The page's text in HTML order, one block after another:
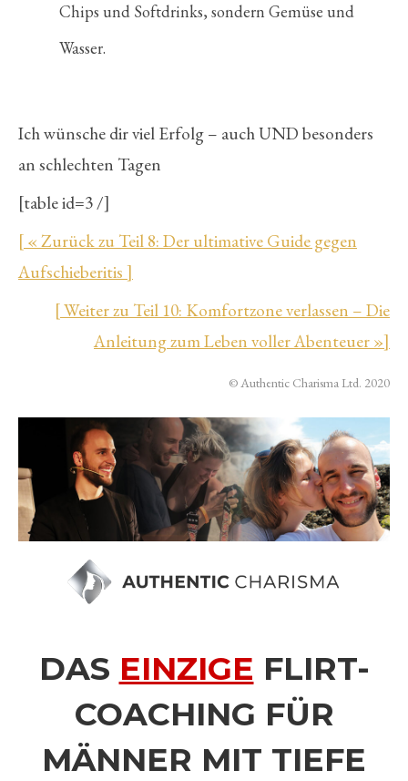
Chips und Softdrinks, sondern Gemüse und
Wasser.
Ich wünsche dir viel Erfolg – auch UND besonders
an schlechten Tagen
[table id=3 /]
[ « Zurück zu Teil 8: Der ultimative Guide gegen
Aufschieberitis ]
[ Weiter zu Teil 10: Komfortzone verlassen – Die
Anleitung zum Leben voller Abenteuer »]
© Authentic Charisma Ltd. 2020
DAS EINZIGE FLIRT-
COACHING FÜR
MÄNNER MIT TIEFE